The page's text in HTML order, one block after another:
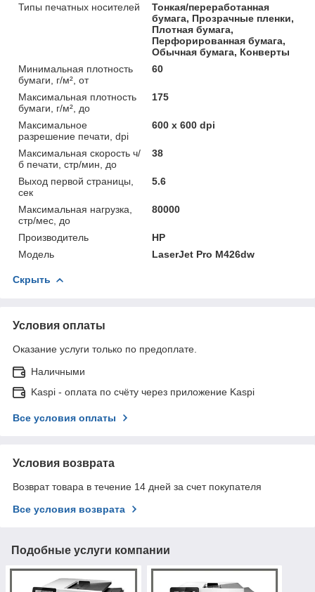
Типы печатных носителей
Тонкая/переработанная
бумага, Прозрачные пленки,
Плотная бумага,
Перфорированная бумага,
Обычная бумага, Конверты
Минимальная плотность
бумаги, г/м², от
60
Максимальная плотность
бумаги, г/м², до
175
Максимальное
разрешение печати, dpi
600 x 600 dpi
Максимальная скорость ч/
б печати, стр/мин, до
38
Выход первой страницы,
сек
5.6
Максимальная нагрузка,
стр/мес, до
80000
Производитель
HP
Модель
LaserJet Pro M426dw
Скрыть
Условия оплаты
Оказание услуги только по предоплате.
Наличными
Kaspi - оплата по счёту через приложение Kaspi
Все условия оплаты
Условия возврата
Возврат товара в течение 14 дней за счет покупателя
Все условия возврата
Подобные услуги компании